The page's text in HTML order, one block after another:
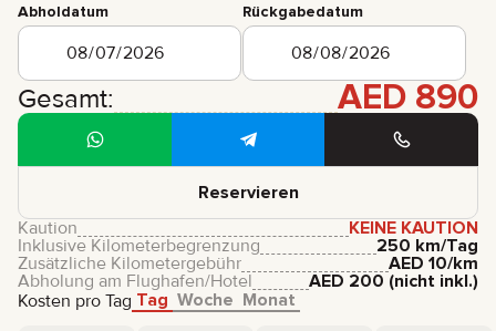
Abholdatum Rückgabedatum
Gesamt: AED 890
Reservieren
Kosten pro Tag Tag Woche Monat
Kaution
KEINE KAUTION
Inklusive Kilometerbegrenzung
250 km/Tag
Zusätzliche Kilometergebühr
AED 10/km
Abholung am Flughafen/Hotel
AED 200 (nicht inkl.)